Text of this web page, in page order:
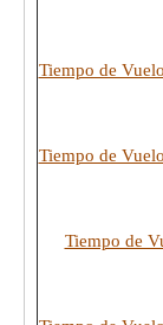
Tiempo de
Tiempo de
Tiempo de